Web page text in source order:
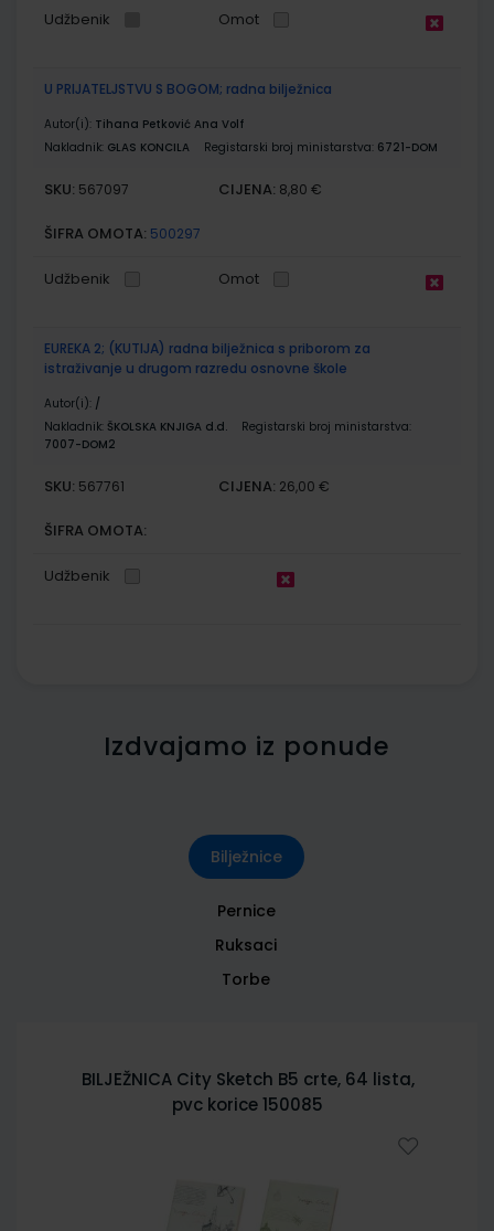
Udžbenik Omot
U PRIJATELJSTVU S BOGOM; radna bilježnica
Autor(i): Tihana Petković Ana Volf
Nakladnik: GLAS KONCILA Registarski broj ministarstva: 6721-DOM
SKU: 567097 CIJENA: 8,80 €
ŠIFRA OMOTA: 500297
Udžbenik Omot
EUREKA 2; (KUTIJA) radna bilježnica s priborom za
istraživanje u drugom razredu osnovne škole
Autor(i): /
Nakladnik: ŠKOLSKA KNJIGA d.d.
Registarski broj ministarstva:
7007-DOM2
SKU: 567761 CIJENA: 26,00 €
ŠIFRA OMOTA:
Udžbenik
Izdvajamo iz ponude
Bilježnice
Pernice
Ruksaci
Torbe
BILJEŽNICA City Sketch B5 crte, 64 lista,
pvc korice 150085